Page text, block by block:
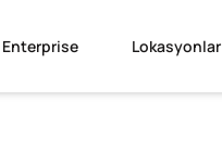
Enterprise Lokasyonlar